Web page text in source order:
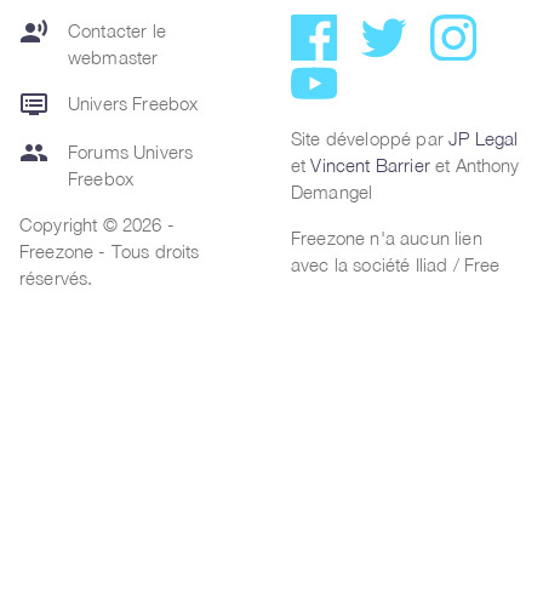
record_voice_over
Contacter le
webmaster
dvr Univers Freebox
group
Forums Univers
Freebox
Copyright © 2026 -
Freezone - Tous droits
réservés.
Site développé parJP Legal
etVincent Barrieret Anthony
Demangel
Freezone n'a aucun lien
avec la société Iliad / Free